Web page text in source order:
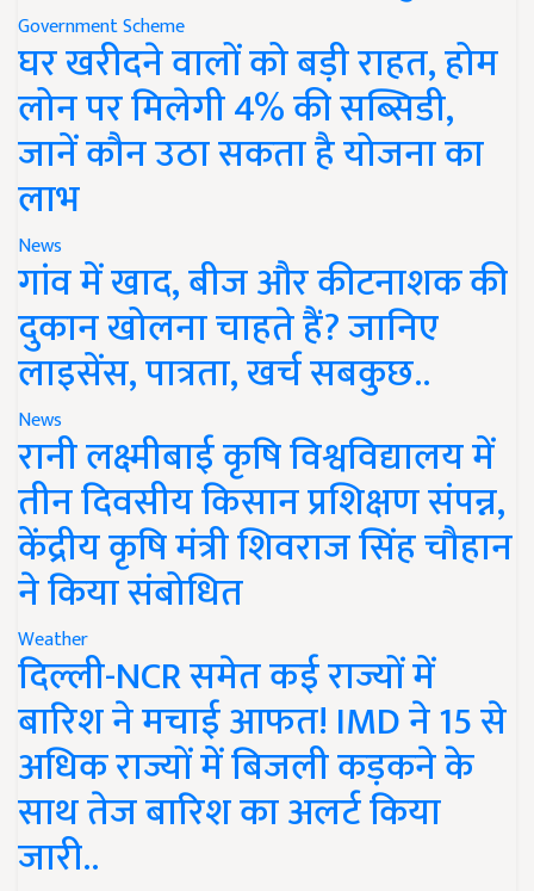
Government Scheme
घर खरीदने वालों को बड़ी राहत, होम
लोन पर मिलेगी 4% की सब्सिडी,
जानें कौन उठा सकता है योजना का
लाभ
News
गांव में खाद, बीज और कीटनाशक की
दुकान खोलना चाहते हैं? जानिए
लाइसेंस, पात्रता, खर्च सबकुछ..
News
रानी लक्ष्मीबाई कृषि विश्वविद्यालय में
तीन दिवसीय किसान प्रशिक्षण संपन्न,
केंद्रीय कृषि मंत्री शिवराज सिंह चौहान
ने किया संबोधित
Weather
दिल्ली-NCR समेत कई राज्यों में
बारिश ने मचाई आफत! IMD ने 15 से
अधिक राज्यों में बिजली कड़कने के
साथ तेज बारिश का अलर्ट किया
जारी..